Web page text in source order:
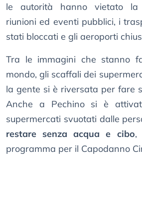
le autorità hanno vietato la
riunioni ed eventi pubblici, i
stati bloccati e gli aeroporti
Tra le immagini che stanno
mondo, gli scaffali dei
la gente si è riversata per fare
Anche a Pechino si è
supermercati svuotati dalle
restare senza acqua e cibo,
programma per il Capodanno